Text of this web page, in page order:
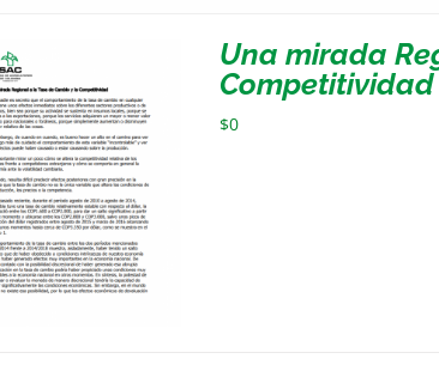
Una mirada
Competitividad
$0